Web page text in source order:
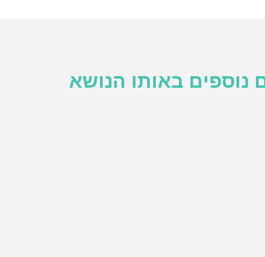
נוספים באותו הנושא